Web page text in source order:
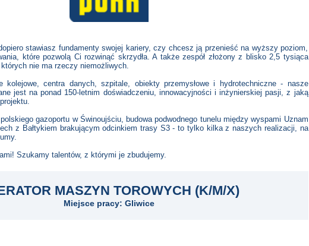
stawiasz fundamenty swojej kariery, czy chcesz ją przenieść na wyższy poziom,
które pozwolą Ci rozwinąć skrzydła. A także zespół złożony z blisko 2,5 tysiąca
nie ma rzeczy niemożliwych.
kolejowe, centra danych, szpitale, obiekty przemysłowe i hydrotechniczne - nasze
jest na ponad 150-letnim doświadczeniu, innowacyjności i inżynierskiej pasji, z jaką
gazoportu w Świnoujściu, budowa podwodnego tunelu między wyspami Uznam
z Bałtykiem brakującym odcinkiem trasy S3 - to tylko kilka z naszych realizacji, na
Szukamy talentów, z którymi je zbudujemy.
MASZYN TOROWYCH (K/M/X)
Miejsce pracy: Gliwice